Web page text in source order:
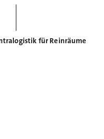
für Reinräume